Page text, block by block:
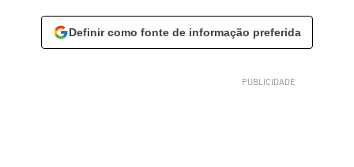
Definir como fonte de informação preferida